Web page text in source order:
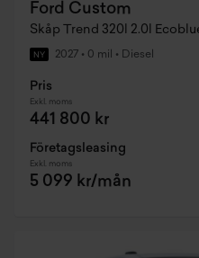
Ford Custom
NY 2027 • 0 mil • Diesel
Pris
Exkl. moms
441 800 kr
Företagsleasing
Exkl. moms
5 099 kr/mån